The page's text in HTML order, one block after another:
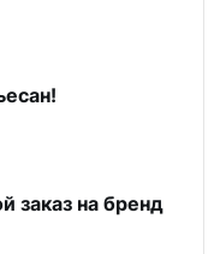
заказ на бренд